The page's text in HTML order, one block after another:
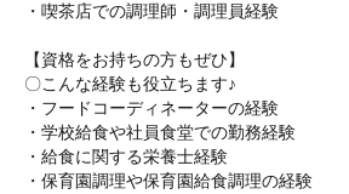
・喫茶店での調理師・調理員経験
【資格をお持ちの方もぜひ】
〇こんな経験も役立ちます♪
・フードコーディネーターの経験
・学校給食や社員食堂での勤務経験
・給食に関する栄養士経験
・保育園調理や保育園給食調理の経験